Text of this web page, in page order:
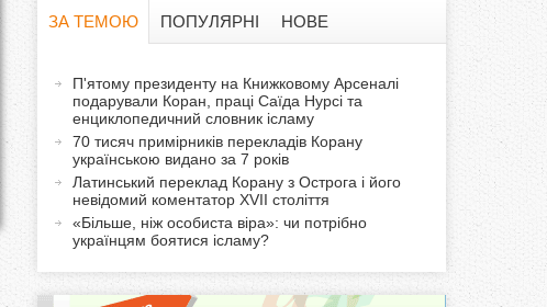
а
ф
о
р
м
а
o
ЗА ТЕМОЮ
в
в
к
ПОПУЛЯРНІ НОВЕ
П'ятому президенту на Книжковому Арсеналі
подарували Коран, праці Саїда Нурсі та
енциклопедичний словник ісламу
70 тисяч примірників перекладів Корану
українською видано за 7 років
Латинський переклад Корану з Острога і його
невідомий коментатор XVII століття
«Більше, ніж особиста віра»: чи потрібно
українцям боятися ісламу?